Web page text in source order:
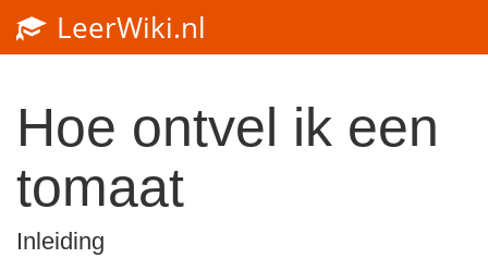
LeerWiki.nl
Hoe ontvel ik een
tomaat
Inleiding